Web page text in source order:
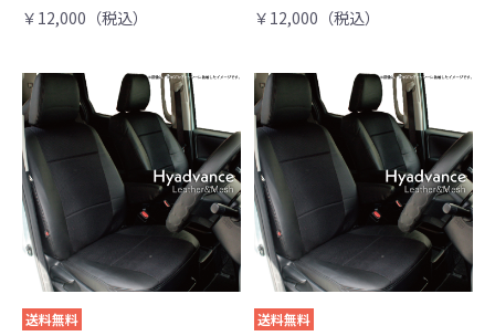
￥12,000（税込） ￥12,000（税込）
送料無料 送料無料